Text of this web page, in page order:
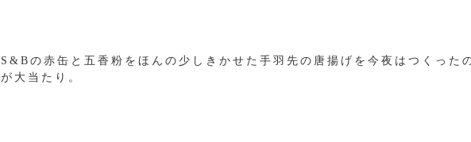
S&Bの赤缶と五香粉をほんの少しきかせた手羽先の唐揚げを今夜はつくった
が大当たり。